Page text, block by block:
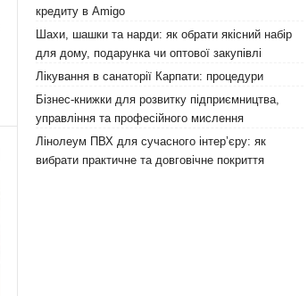
кредиту в Amigo
Шахи, шашки та нарди: як обрати якісний набір
для дому, подарунка чи оптової закупівлі
Лікування в санаторії Карпати: процедури
Бізнес-книжки для розвитку підприємництва,
управління та професійного мислення
Лінолеум ПВХ для сучасного інтер’єру: як
вибрати практичне та довговічне покриття